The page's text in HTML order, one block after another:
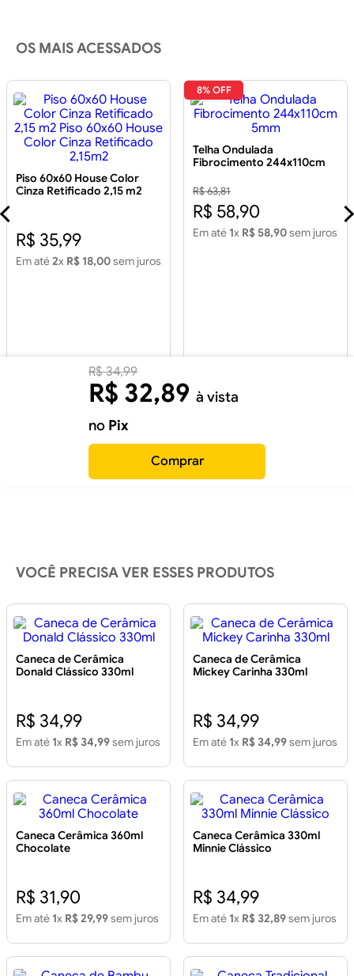
OS MAIS ACESSADOS
Piso 60x60 House Color
Cinza Retificado 2,15 m2
R$ 35,99
Em até2x R$ 18,00sem juros
8% OFF
Telha Ondulada
Fibrocimento 244x110cm
R$ 63,81
R$ 58,90
Em até 1x R$ 58,90sem juros
R$ 34,99
R$ 32,89 à vista
no Pix
Comprar
VOCÊ PRECISA VER ESSES PRODUTOS
Caneca de Cerâmica
Donald Clássico 330ml
R$ 34,99
Em até1x R$ 34,99
Caneca de Cerâmica
Mickey Carinha 330ml
R$ 34,99
Em até1x R$ 34,99
Caneca Cerâmica 360ml
Chocolate
Em até1 xR$ 29,99
Caneca Cerâmica 330ml
Minnie Clássico
Em até 1xR$ 32,89
Caneca de Bambu
Caneca Tradicional